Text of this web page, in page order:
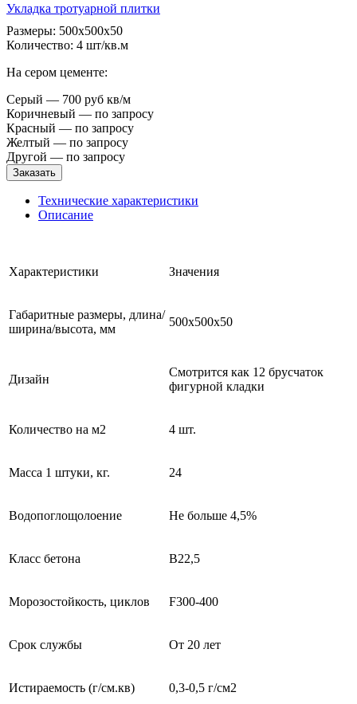
Укладка тротуарной плитки
Размеры: 500x500x50
Количество: 4 шт/кв.м
На сером цементе:
Серый — 700 руб кв/м
Коричневый — по запросу
Красный — по запросу
Желтый — по запросу
Другой — по запросу
Заказать
Технические характеристики
Описание
Характеристики Значения
Габаритные размеры, длина/
ширина/высота, мм
500x500x50
Дизайн
Смотрится как 12 брусчаток
фигурной кладки
Количество на м2 4 шт.
Масса 1 штуки, кг. 24
Водопоглощолоение Не больше 4,5%
Класс бетона В22,5
Морозостойкость, циклов F300-400
Срок службы От 20 лет
Истираемость (г/см.кв) 0,3-0,5 г/см2